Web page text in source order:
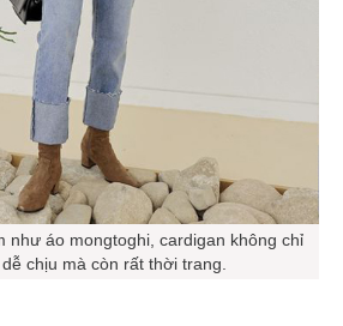
như áo mongtoghi, cardigan không chỉ
chịu mà còn rất thời trang.